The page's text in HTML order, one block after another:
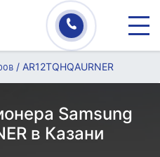
/ AR12TQHQAURNER
Samsung
в Казани